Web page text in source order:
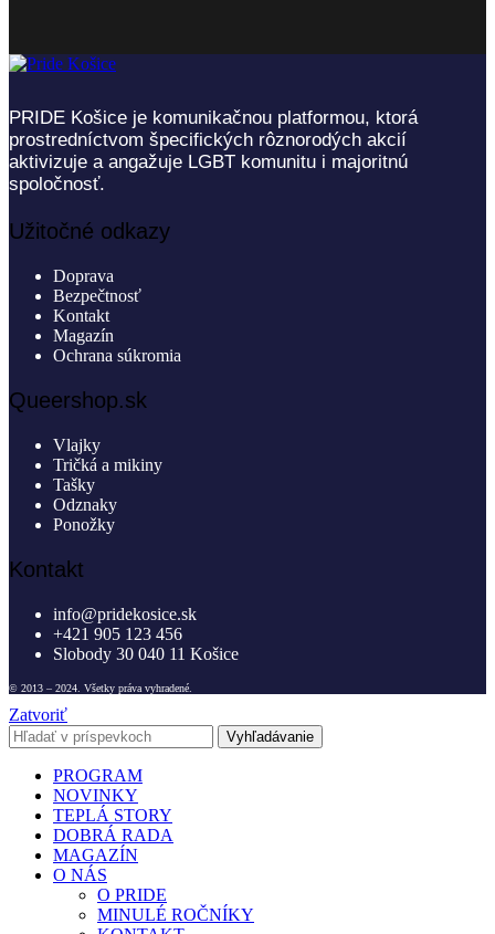
PRIDE Košice je komunikačnou platformou, ktorá
prostredníctvom špecifických rôznorodých akcií
aktivizuje a angažuje LGBT komunitu i majoritnú
spoločnosť.
Užitočné odkazy
Doprava
Bezpečtnosť
Kontakt
Magazín
Ochrana súkromia
Queershop.sk
Vlajky
Tričká a mikiny
Tašky
Odznaky
Ponožky
Kontakt
info@pridekosice.sk
+421 905 123 456
Slobody 30 040 11 Košice
© 2013 – 2024. Všetky práva vyhradené.
Zatvoriť
Vyhľadávanie
PROGRAM
NOVINKY
TEPLÁ STORY
DOBRÁ RADA
MAGAZÍN
O NÁS
O PRIDE
MINULÉ ROČNÍKY